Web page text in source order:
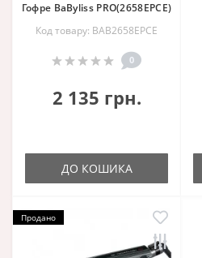
Гофре BaByliss PRO(2658EPCE)
Код товару: BAB2658EPCE
0
2 135 грн.
ДО КОШИКА
Продано